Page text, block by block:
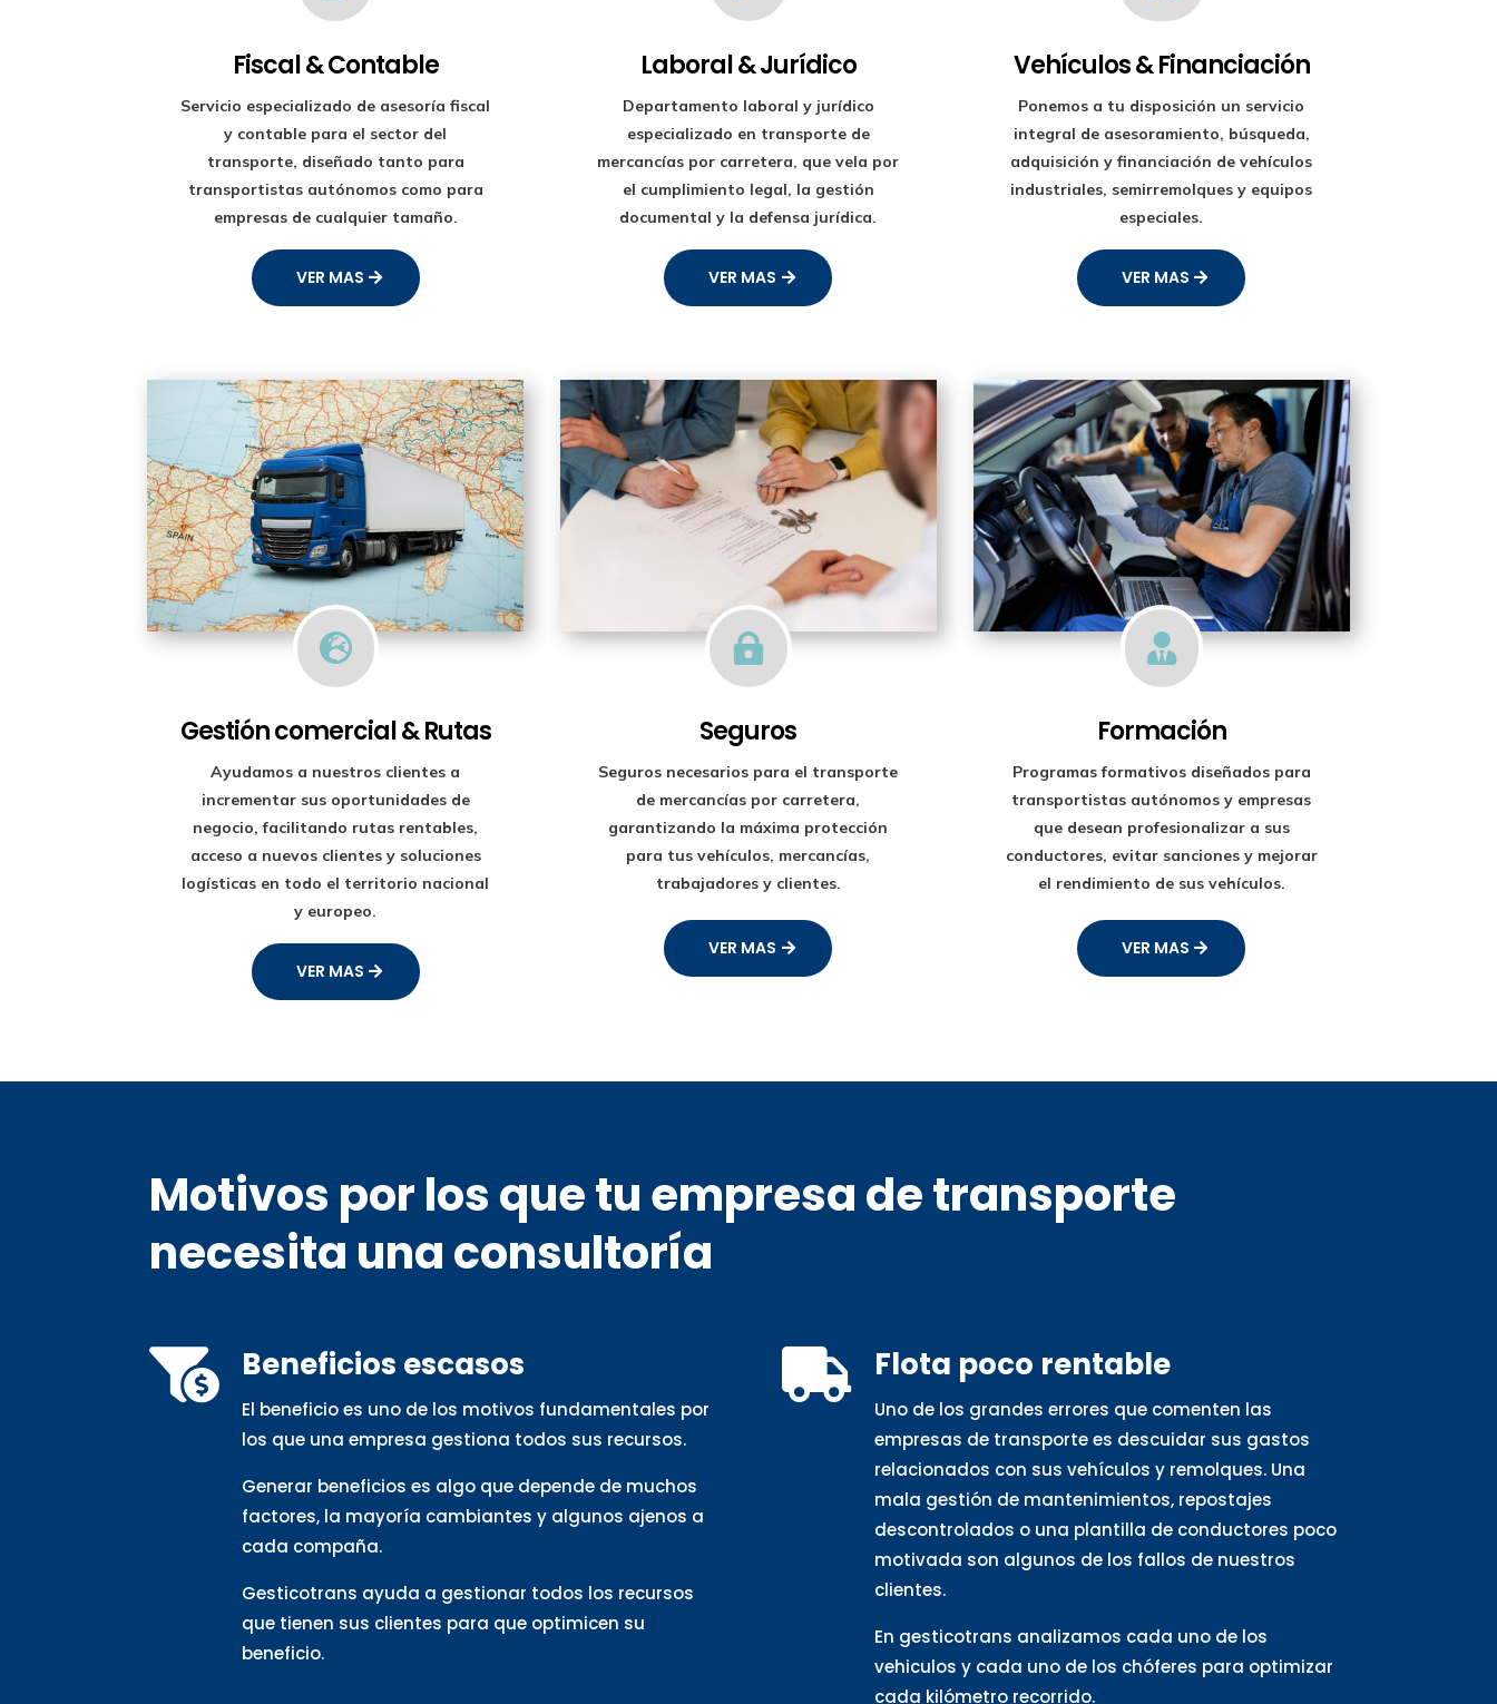
Fiscal & Contable
Servicio especializado de asesoría fiscal
y contable para el sector del
transporte, diseñado tanto para
transportistas autónomos como para
empresas de cualquier tamaño.
VER MAS
Laboral & Jurídico
Departamento laboral y jurídico
especializado en transporte de
mercancías por carretera, que vela por
el cumplimiento legal, la gestión
documental y la defensa jurídica.
VER MAS
Vehículos & Financiación
Ponemos a tu disposición un servicio
integral de asesoramiento, búsqueda,
adquisición y financiación de vehículos
industriales, semirremolques y equipos
especiales.
VER MAS

Gestión comercial & Rutas
Ayudamos a nuestros clientes a
incrementar sus oportunidades de
negocio, facilitando rutas rentables,
acceso a nuevos clientes y soluciones
logísticas en todo el territorio nacional
y europeo.
VER MAS

Seguros
Seguros necesarios para el transporte
de mercancías por carretera,
garantizando la máxima protección
para tus vehículos, mercancías,
trabajadores y clientes.
VER MAS

Formación
Programas formativos diseñados para
transportistas autónomos y empresas
que desean profesionalizar a sus
conductores, evitar sanciones y mejorar
el rendimiento de sus vehículos.
VER MAS
Motivos por los que tu empresa de transporte
necesita una consultoría
 Beneficios escasos
El beneficio es uno de los motivos fundamentales por
los que una empresa gestiona todos sus recursos.
Generar beneficios es algo que depende de muchos
factores, la mayoría cambiantes y algunos ajenos a
cada compaña.
Gesticotrans ayuda a gestionar todos los recursos
que tienen sus clientes para que optimicen su
beneficio.
 Flota poco rentable
Uno de los grandes errores que comenten las
empresas de transporte es descuidar sus gastos
relacionados con sus vehículos y remolques. Una
mala gestión de mantenimientos, repostajes
descontrolados o una plantilla de conductores poco
motivada son algunos de los fallos de nuestros
clientes.
En gesticotrans analizamos cada uno de los
vehiculos y cada uno de los chóferes para optimizar
cada kilómetro recorrido.